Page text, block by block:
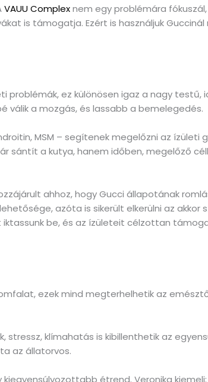
VAUU Complexnem egy problémára
is támogatja. Ezért is használjuk
problémák, ez különösen igaz a nagy testű,
válik a mozgás, és lassabb a bemelegedés.
MSM – segítenek megelőzni az ízületi
sántít a kutya, hanem időben, megelőző
ahhoz, hogy Gucci állapotának
azóta is sikerült elkerülni az akkor
be, és az ízületeit célzottan
ezek mind megterhelhetik az
stressz, klímahatás is kibillenthetik az
az állatorvos.
étrend. Veronika kiemeli: